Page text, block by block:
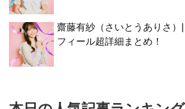
齋藤有紗（さいとうありさ）
フィール超詳細まとめ！